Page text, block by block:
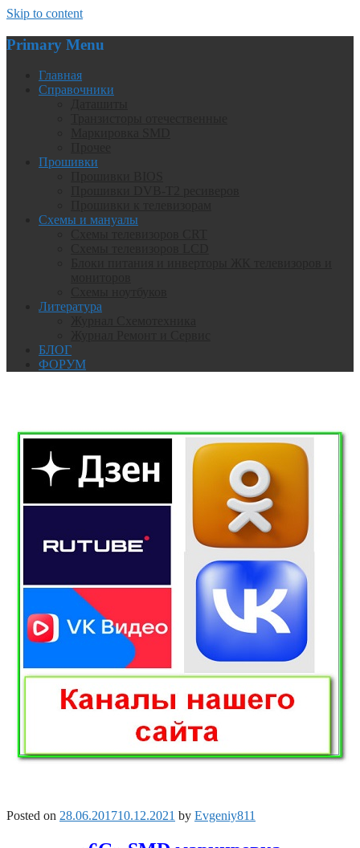
Skip to content
Primary Menu
Главная
Справочники
Прошивки
Схемы и мануалы
Литература
БЛОГ
ФОРУМ
Posted on 28.06.201710.12.2021 by Evgeniy811